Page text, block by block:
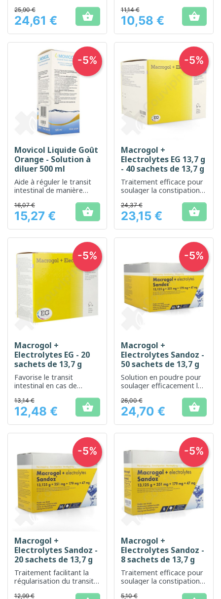
Prix
25,90 €
24,61 €  Prix
11,14 €
10,58 € 
Movicol Liquide Goût
Orange - Solution à
diluer 500 ml
Aide à réguler le transit
intestinal de manière
Prix
16,07 €
15,27 € 
-5%
Macrogol +
Electrolytes EG 13,7 g
- 40 sachets de 13,7 g
Traitement efficace pour
soulager la constipation
Prix
24,37 €
23,15 € 
-5%
Macrogol +
Electrolytes EG - 20
sachets de 13,7 g
Favorise le transit
intestinal en cas de
occasionnelle
Prix
13,14 €
12,48 € 
-5%
Macrogol +
Electrolytes Sandoz -
50 sachets de 13,7 g
Solution en poudre pour
soulager efficacement la
occasionnelle
Prix
26,00 €
24,70 € 
-5%
Macrogol +
Electrolytes Sandoz -
20 sachets de 13,7 g
Traitement facilitant la
régularisation du transit
12,99 €
-5%
Macrogol +
Electrolytes Sandoz -
8 sachets de 13,7 g
Traitement efficace pour
soulager la constipation
5,10 €
-5%